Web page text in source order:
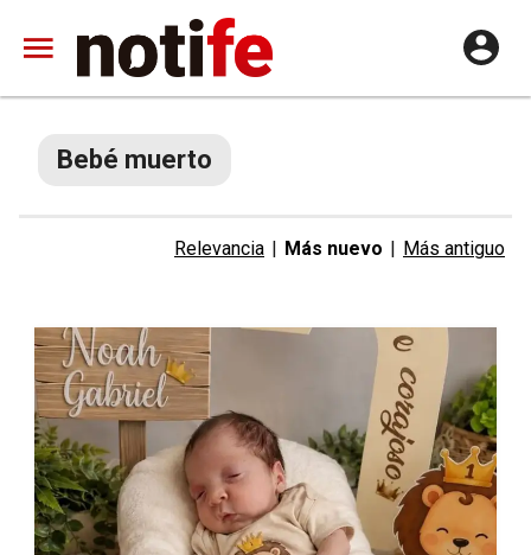
Bebé muerto
Relevancia | Más nuevo | Más antiguo